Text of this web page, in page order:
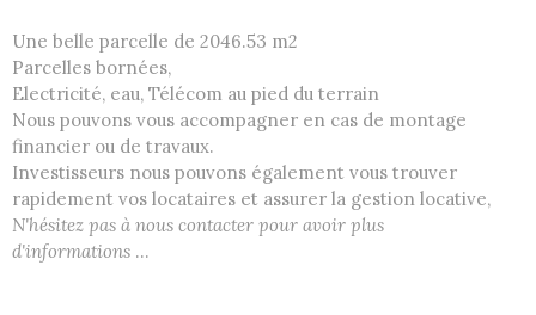
Une belle parcelle de 2046.53 m2
Parcelles bornées,
Electricité, eau, Télécom au pied du terrain
Nous pouvons vous accompagner en cas de montage
financier ou de travaux.
Investisseurs nous pouvons également vous trouver
rapidement vos locataires et assurer la gestion locative,
N'hésitez pas à nous contacter pour avoir plus
d'informations ...